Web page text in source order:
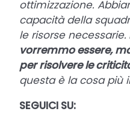
ottimizzazione.
capacità della
le risorse necessarie.
vorremmo essere,
per risolvere le
questa è la cosa più
SEGUICI SU: